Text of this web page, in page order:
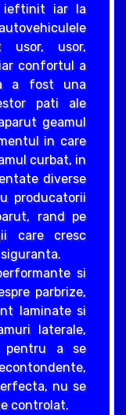
ieftinit iar la
usor, usor,
confortul a
a fost una
pati ale
geamul
in care
curbat, in
diverse
producatorii
rand pe
care cresc
si
parbrize,
laminate si
laterale,
pentru a se
nu se
controlat.